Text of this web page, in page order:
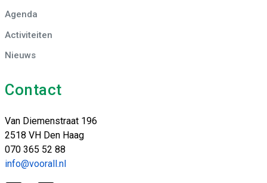
Agenda
Activiteiten
Nieuws
Contact
Van Diemenstraat 196
2518 VH Den Haag
070 365 52 88
info@voorall.nl